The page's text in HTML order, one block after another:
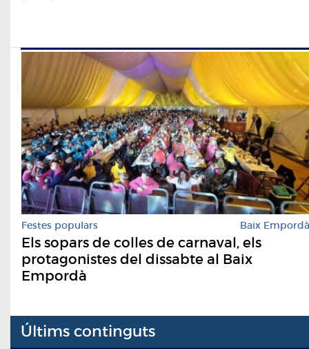
Festes populars Baix Empordà
Els sopars de colles de carnaval, els
protagonistes del dissabte al Baix
Empordà
Últims continguts